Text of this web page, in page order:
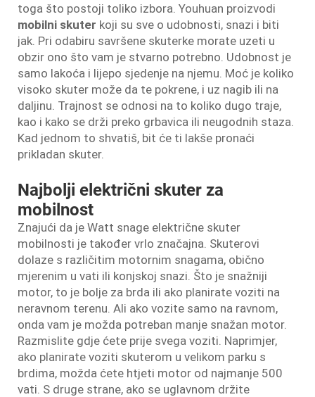
toga što postoji toliko izbora. Youhuan proizvodi
mobilni skuter koji su sve o udobnosti, snazi i biti
jak. Pri odabiru savršene skuterke morate uzeti u
obzir ono što vam je stvarno potrebno. Udobnost je
samo lakoća i lijepo sjedenje na njemu. Moć je koliko
visoko skuter može da te pokrene, i uz nagib ili na
daljinu. Trajnost se odnosi na to koliko dugo traje,
kao i kako se drži preko grbavica ili neugodnih staza.
Kad jednom to shvatiš, bit će ti lakše pronaći
prikladan skuter.
Najbolji električni skuter za
mobilnost
Znajući da je Watt snage električne skuter
mobilnosti je također vrlo značajna. Skuterovi
dolaze s različitim motornim snagama, obično
mjerenim u vati ili konjskoj snazi. Što je snažniji
motor, to je bolje za brda ili ako planirate voziti na
neravnom terenu. Ali ako vozite samo na ravnom,
onda vam je možda potreban manje snažan motor.
Razmislite gdje ćete prije svega voziti. Naprimjer,
ako planirate voziti skuterom u velikom parku s
brdima, možda ćete htjeti motor od najmanje 500
vati. S druge strane, ako se uglavnom držite